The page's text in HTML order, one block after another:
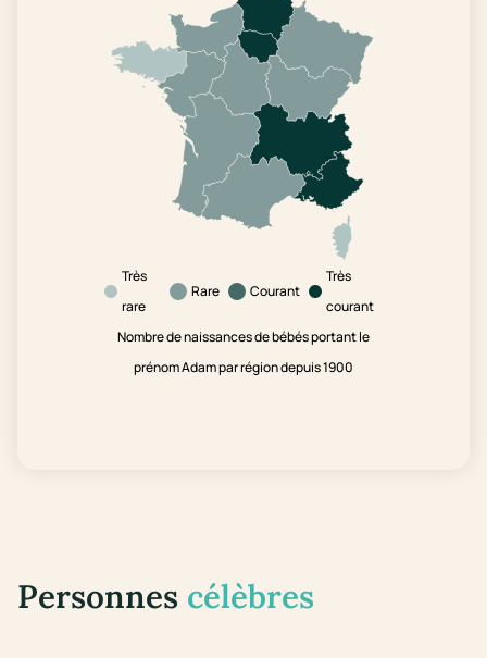
Très
rare
Rare Courant
Très
courant
Nombre de naissances de bébés portant le
prénom Adam par région depuis 1900
Personnes célèbres